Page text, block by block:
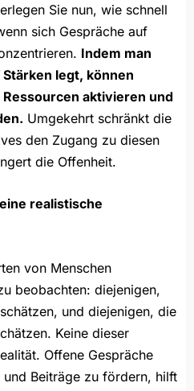
Sie nun, wie schnell
sich Gespräche auf
Indem man
legt, können
aktivieren und
Umgekehrt schränkt die
den Zugang zu diesen
die Offenheit.
realistische
von Menschen
beobachten: diejenigen,
und diejenigen, die
Keine dieser
Offene Gespräche
Beiträge zu fördern, hilft